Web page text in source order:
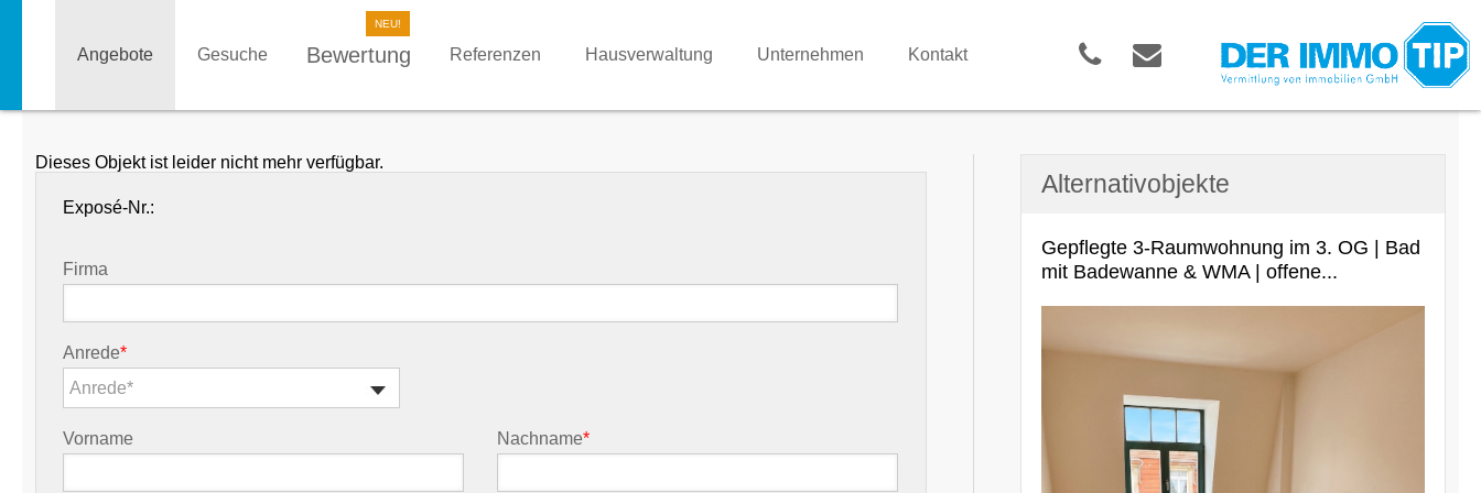
Angebote Gesuche Bewertung Referenzen Hausverwaltung Unternehmen Kontakt
Dieses Objekt ist leider nicht mehr verfügbar.
Exposé-Nr.:
Firma
Anrede*
Anrede*
Vorname Nachname*
Alternativobjekte
Gepflegte 3-Raumwohnung im 3. OG | Bad
mit Badewanne & WMA | offene...